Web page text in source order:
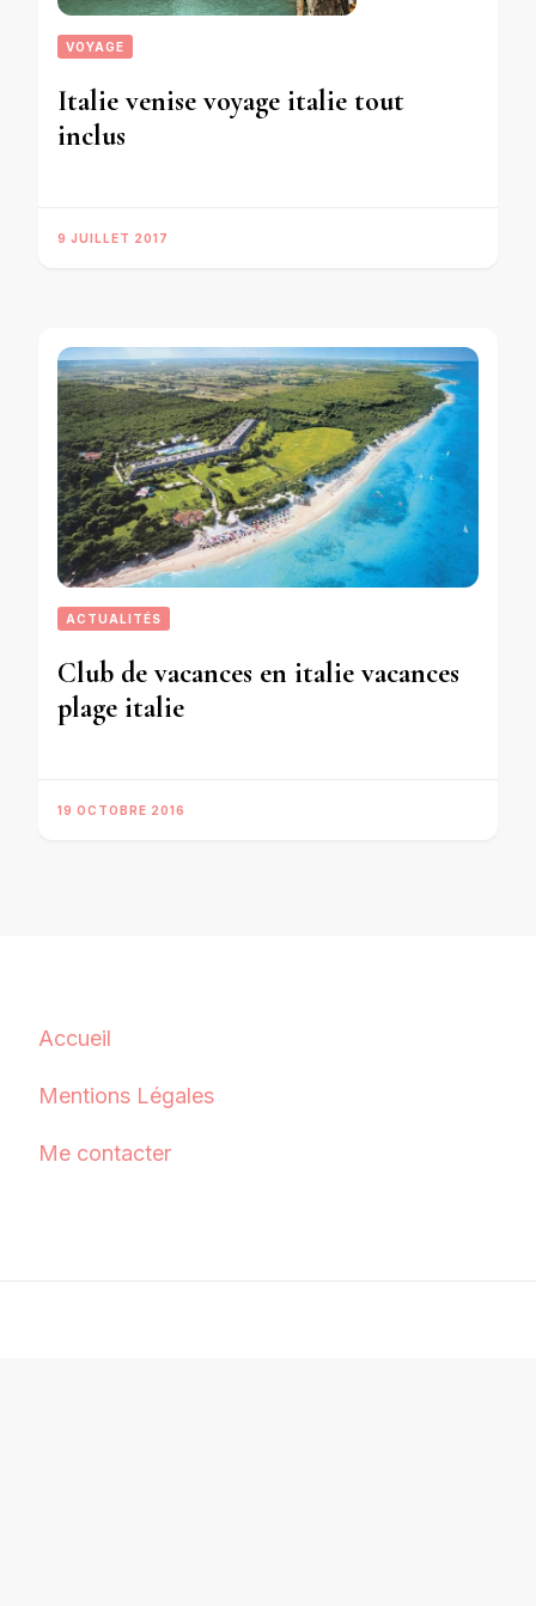
VOYAGE
Italie venise voyage italie tout
inclus
9 JUILLET 2017
ACTUALITÉS
Club de vacances en italie vacances
plage italie
19 OCTOBRE 2016
Accueil
Mentions Légales
Me contacter